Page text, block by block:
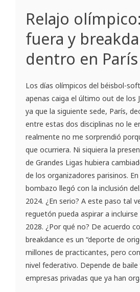
Relajo
fuera y
dentro en
Los días olímpicos del béisbol-
apenas caiga el último out de los
ya que la siguiente sede, París,
entre estas dos disciplinas no le
realmente no me sorprendió
que ocurriera. Ni siquiera la
de Grandes Ligas hubiera
de los organizadores parisinos.
bombazo llegó con la inclusión
2024. ¿En serio? A este paso tal
reguetón pueda aspirar a incluirse
2028. ¿Por qué no? De acuerdo
breakdance es un “deporte de
millones de practicantes, pero
nivel federativo. Depende de baile
empresas privadas que ya han